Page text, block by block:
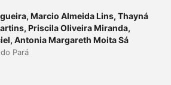
Marcio Almeida Lins, Thayná
Priscila Oliveira Miranda,
Antonia Margareth Moita Sá
Pará